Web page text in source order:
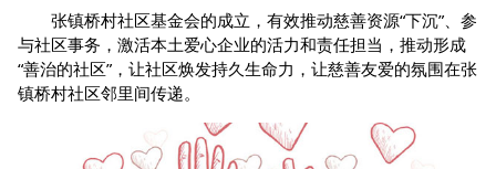
张镇桥村社区基金会的成立，有效推动慈善资源“下沉”、参
与社区事务，激活本土爱心企业的活力和责任担当，推动形成
“善治的社区”，让社区焕发持久生命力，让慈善友爱的氛围在张
镇桥村社区邻里间传递。